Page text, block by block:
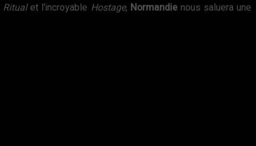
Ritualet l’incroyable Hostage, Normandienous saluera une